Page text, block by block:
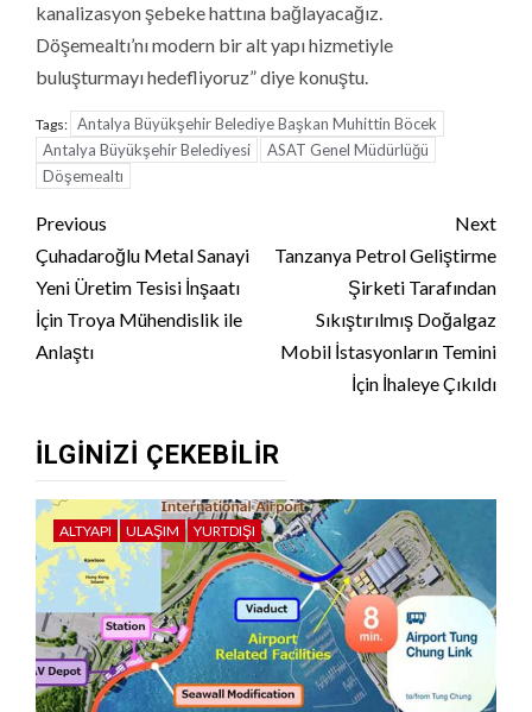
kanalizasyon şebeke hattına bağlayacağız.
Döşemealtı’nı modern bir alt yapı hizmetiyle
buluşturmayı hedefliyoruz” diye konuştu.
Tags: Antalya Büyükşehir Belediye Başkan Muhittin Böcek
Antalya Büyükşehir Belediyesi
ASAT Genel Müdürlüğü
Döşemealtı
Continue
Reading
Previous
Çuhadaroğlu Metal Sanayi
Yeni Üretim Tesisi İnşaatı
İçin Troya Mühendislik ile
Anlaştı
Next
Tanzanya Petrol Geliştirme
Şirketi Tarafından
Sıkıştırılmış Doğalgaz
Mobil İstasyonların Temini
İçin İhaleye Çıkıldı
İLGINIZI ÇEKEBILIR
ALTYAPI ULAŞIM YURTDIŞI